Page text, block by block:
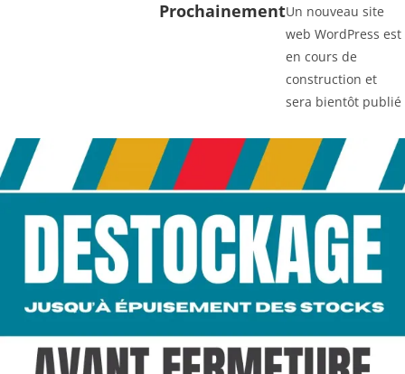
ProchainementUn nouveau site
web WordPress est
en cours de
construction et
sera bientôt publié